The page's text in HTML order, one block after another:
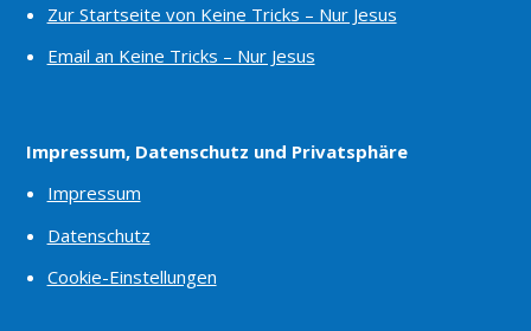
Zur Startseite von Keine Tricks – Nur Jesus
Email an Keine Tricks – Nur Jesus
Impressum, Datenschutz und Privatsphäre
Impressum
Datenschutz
Cookie-Einstellungen